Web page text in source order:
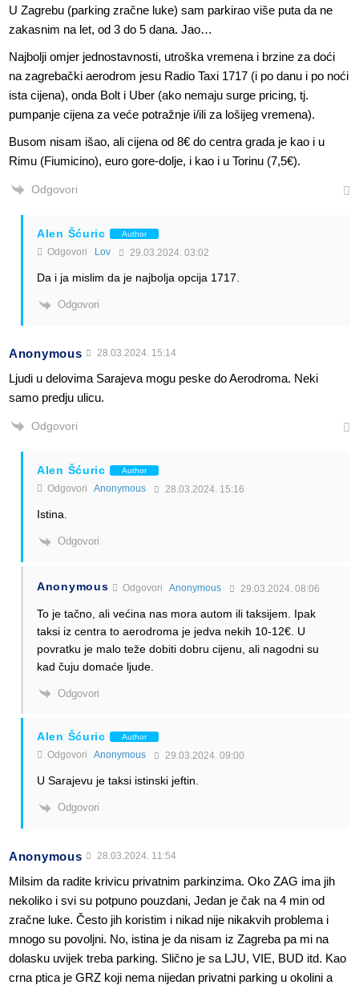
U Zagrebu (parking zračne luke) sam parkirao više puta da ne
zakasnim na let, od 3 do 5 dana. Jao…
Najbolji omjer jednostavnosti, utroška vremena i brzine za doći
na zagrebački aerodrom jesu Radio Taxi 1717 (i po danu i po noći
ista cijena), onda Bolt i Uber (ako nemaju surge pricing, tj.
pumpanje cijena za veće potražnje i/ili za lošijeg vremena).
Busom nisam išao, ali cijena od 8€ do centra grada je kao i u
Rimu (Fiumicino), euro gore-dolje, i kao i u Torinu (7,5€).
Odgovori
Alen Šćuric Author
Odgovori Lov 29.03.2024. 03:02
Da i ja mislim da je najbolja opcija 1717.
Odgovori
Anonymous 28.03.2024. 15:14
Ljudi u delovima Sarajeva mogu peske do Aerodroma. Neki
samo predju ulicu.
Odgovori
Alen Šćuric Author
Odgovori Anonymous 28.03.2024. 15:16
Istina.
Odgovori
Anonymous OdgovoriAnonymous 29.03.2024. 08:06
To je tačno, ali većina nas mora autom ili taksijem. Ipak
taksi iz centra to aerodroma je jedva nekih 10-12€. U
povratku je malo teže dobiti dobru cijenu, ali nagodni su
kad čuju domaće ljude.
Odgovori
Alen Šćuric Author
Odgovori Anonymous 29.03.2024. 09:00
U Sarajevu je taksi istinski jeftin.
Odgovori
Anonymous 28.03.2024. 11:54
Milsim da radite krivicu privatnim parkinzima. Oko ZAG ima jih
nekoliko i svi su potpuno pouzdani, Jedan je čak na 4 min od
zračne luke. Često jih koristim i nikad nije nikakvih problema i
mnogo su povoljni. No, istina je da nisam iz Zagreba pa mi na
dolasku uvijek treba parking. Slično je sa LJU, VIE, BUD itd. Kao
crna ptica je GRZ koji nema nijedan privatni parking u okolini a